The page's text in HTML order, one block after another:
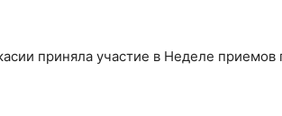
приняла участие в Неделе